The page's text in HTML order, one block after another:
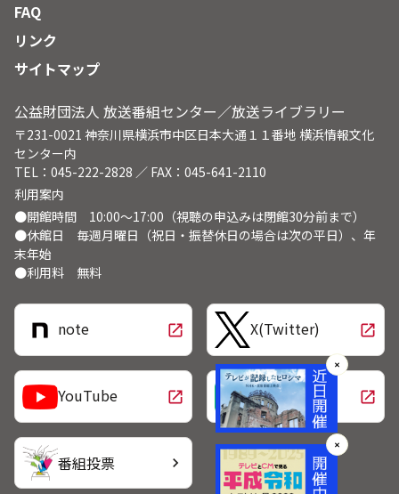
FAQ
リンク
サイトマップ
公益財団法人 放送番組センター／放送ライブラリー
〒231-0021 神奈川県横浜市中区日本大通１１番地 横浜情報文化
センター内
TEL：045-222-2828 ／ FAX：045-641-2110
利用案内
●開館時間 10:00～17:00（視聴の申込みは閉館30分前まで）
●休館日 毎週月曜日（祝日・振替休日の場合は次の平日）、年
末年始
●利用料 無料
note open_in_new X(Twitter) open_in_new
YouTube open_in_new LINE open_in_new
番組投票 chevron_right
✕
✕